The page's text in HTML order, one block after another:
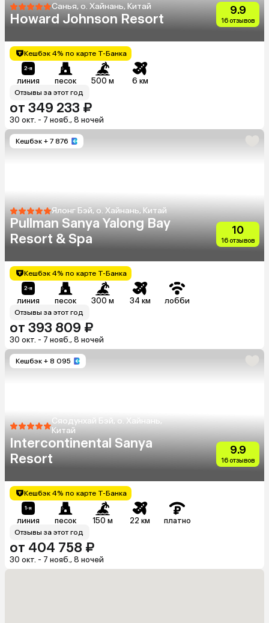
Санья, о. Хайнань, Китай
Howard Johnson Resort
9.9
16 отзывов
Кешбэк 4% по карте Т-Банка
линия песок 500 м 6 км
Отзывы за этот год
от 349 233 ₽
30 окт. - 7 нояб., 8 ночей
Кешбэк + 7 876
Ялонг Бэй, о. Хайнань, Китай
Pullman Sanya Yalong Bay
Resort & Spa
10
16 отзывов
Кешбэк 4% по карте Т-Банка
линия песок 300 м 34 км лобби
Отзывы за этот год
от 393 809 ₽
30 окт. - 7 нояб., 8 ночей
Кешбэк + 8 095
Сяодунхай Бэй, о. Хайнань,
Китай
Intercontinental Sanya
Resort
9.9
16 отзывов
Кешбэк 4% по карте Т-Банка
линия песок 150 м 22 км платно
Отзывы за этот год
от 404 758 ₽
30 окт. - 7 нояб., 8 ночей